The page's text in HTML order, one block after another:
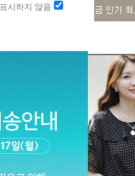
시하지 않음